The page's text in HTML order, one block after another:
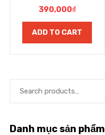
390,000₫
ADD TO CART
Danh mục sản phẩm